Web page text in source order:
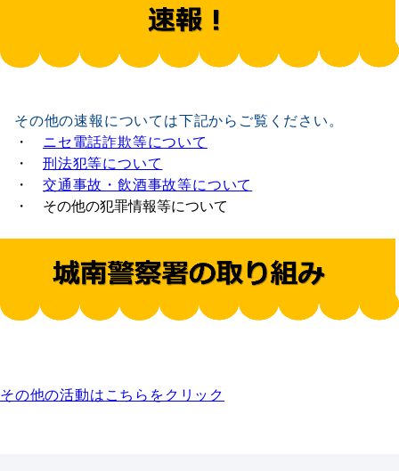
その他の速報については下記からご覧ください。
・ ニセ電話詐欺等について
・ 刑法犯等について
・ 交通事故・飲酒事故等について
・ その他の犯罪情報等について
その他の活動はこちらをクリック